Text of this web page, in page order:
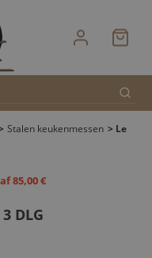
Stalen keukenmessen > Le
85,00 €
DLG